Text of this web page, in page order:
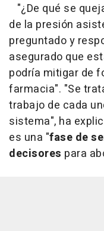
"¿De qué se
de la presión
preguntado y
asegurado que
podría mitigar de
farmacia". "Se
trabajo de cada
sistema", ha
es una "fase de
decisores para